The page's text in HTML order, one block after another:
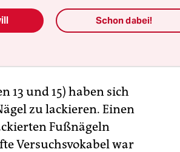
13 und 15) haben sich
zu lackieren. Einen
Fußnägeln
Versuchsvokabel war
Schon dabei!